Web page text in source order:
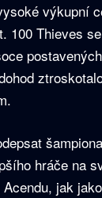
výkupní
100 Thieves
hráče na
Acendu, jak